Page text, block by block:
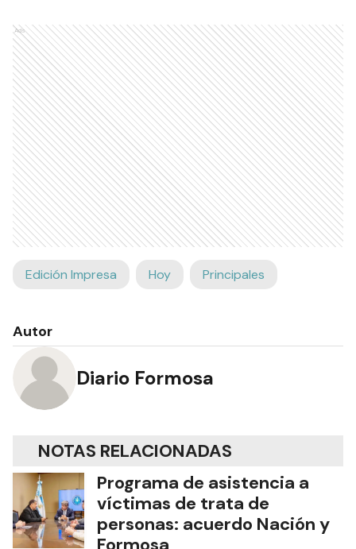
Ads
Edición Impresa Hoy Principales
Autor
Diario Formosa
NOTAS RELACIONADAS
Programa de asistencia a
víctimas de trata de
personas: acuerdo Nación y